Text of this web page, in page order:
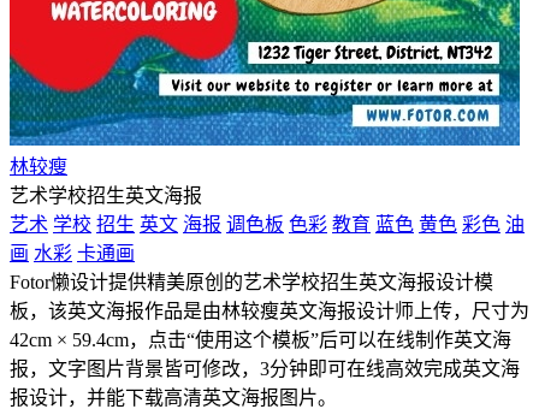
林较瘦
艺术学校招生英文海报
艺术 学校 招生 英文 海报 调色板 色彩 教育 蓝色 黄色 彩色 油
画 水彩 卡通画
Fotor懒设计提供精美原创的艺术学校招生英文海报设计模
板，该英文海报作品是由林较瘦英文海报设计师上传，尺寸为
42cm × 59.4cm，点击“使用这个模板”后可以在线制作英文海
报，文字图片背景皆可修改，3分钟即可在线高效完成英文海
报设计，并能下载高清英文海报图片。